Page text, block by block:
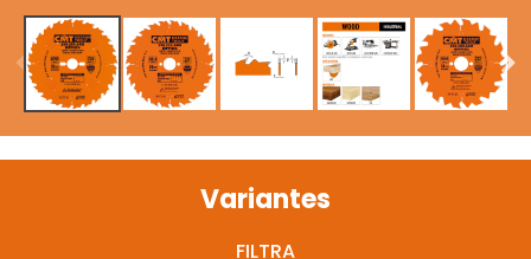
Variantes
FILTRA